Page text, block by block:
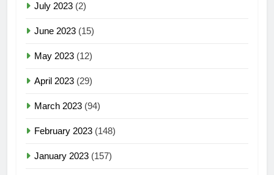
July 2023 (2)
June 2023 (15)
May 2023 (12)
April 2023 (29)
March 2023 (94)
February 2023 (148)
January 2023 (157)